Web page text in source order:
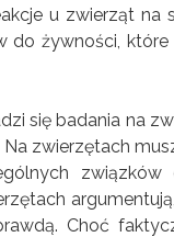
u zwierząt na
żywności,
się badania na
zwierzętach
Choć